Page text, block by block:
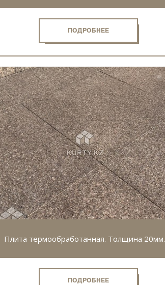
ПОДРОБНЕЕ
Плита термообработанная. Толщина 20мм.
ПОДРОБНЕЕ